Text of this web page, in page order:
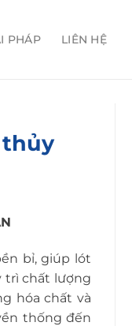
PHÁP LIÊN HỆ
thủy
bỉ, giúp lót
trì chất lượng
hóa chất và
thống đến